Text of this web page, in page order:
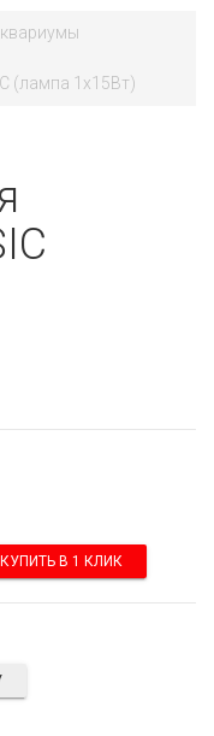
(лампа 1х15Вт)
КУПИТЬ В 1 КЛИК